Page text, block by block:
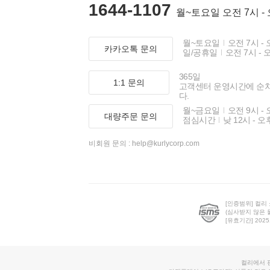
1644-1107 월~토요일 오전 7시 -
카카오톡 문의
월~토요일
오전 7시 -
일/공휴일
오전 7시 -
1:1 문의
365일
고객센터 운영시간에 순
다.
대량주문 문의
월~금요일
오전 9시 -
점심시간
낮 12시 - 오
비회원 문의 : help@kurlycorp.com
[인증범위] 컬리
(심사받지 않은
[유효기간]
컬리에서